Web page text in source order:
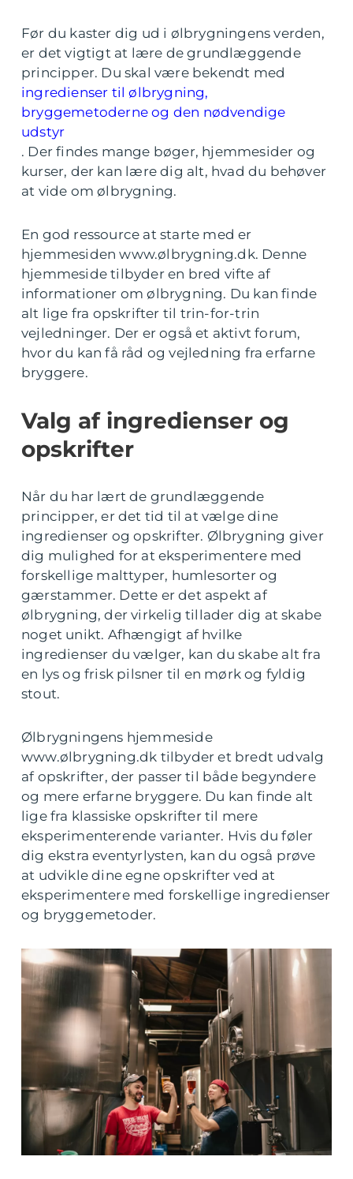
Før du kaster dig ud i ølbrygningens verden,
er det vigtigt at lære de grundlæggende
principper. Du skal være bekendt med
ingredienser til ølbrygning,
bryggemetoderne og den nødvendige
udstyr
. Der findes mange bøger, hjemmesider og
kurser, der kan lære dig alt, hvad du behøver
at vide om ølbrygning.
En god ressource at starte med er
hjemmesiden www.ølbrygning.dk. Denne
hjemmeside tilbyder en bred vifte af
informationer om ølbrygning. Du kan finde
alt lige fra opskrifter til trin-for-trin
vejledninger. Der er også et aktivt forum,
hvor du kan få råd og vejledning fra erfarne
bryggere.
Valg af ingredienser og
opskrifter
Når du har lært de grundlæggende
principper, er det tid til at vælge dine
ingredienser og opskrifter. Ølbrygning giver
dig mulighed for at eksperimentere med
forskellige malttyper, humlesorter og
gærstammer. Dette er det aspekt af
ølbrygning, der virkelig tillader dig at skabe
noget unikt. Afhængigt af hvilke
ingredienser du vælger, kan du skabe alt fra
en lys og frisk pilsner til en mørk og fyldig
stout.
Ølbrygningens hjemmeside
www.ølbrygning.dk tilbyder et bredt udvalg
af opskrifter, der passer til både begyndere
og mere erfarne bryggere. Du kan finde alt
lige fra klassiske opskrifter til mere
eksperimenterende varianter. Hvis du føler
dig ekstra eventyrlysten, kan du også prøve
at udvikle dine egne opskrifter ved at
eksperimentere med forskellige ingredienser
og bryggemetoder.